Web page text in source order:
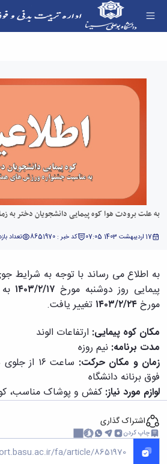
زمان دیگری موکول شد - اداره
به علت برودت هوا کوه پیمایی دانشجویان دختر به
17 اردیبهشت 1403 07:05 کد خبر : 8651970 تعداد
به اطلاع می رساند با توجه به شرایط
پیمایی روز دوشنبه مورخ ۱۴۰۳/۲/۱۷
مورخ ۱۴۰۳/۲/۲۴ تغییر یافت.
مکان کوه پیمایی: ارتفاعات الوند
مدت برنامه: نیم روزه
زمان و مکان حرکت:
ساعت ۱۶
فوق برنانه دانشگاه
لوازم مورد نیاز: کفش و پوشاک مناسب،
اشتراک گذاری
چاپ کردن